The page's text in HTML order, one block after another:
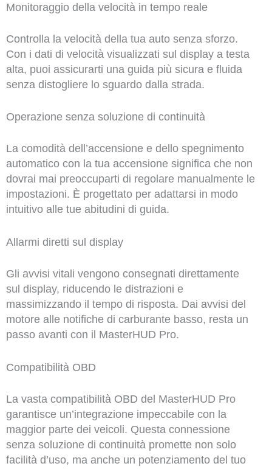
Monitoraggio della velocità in tempo reale
Controlla la velocità della tua auto senza sforzo.
Con i dati di velocità visualizzati sul display a testa
alta, puoi assicurarti una guida più sicura e fluida
senza distogliere lo sguardo dalla strada.
Operazione senza soluzione di continuità
La comodità dell’accensione e dello spegnimento
automatico con la tua accensione significa che non
dovrai mai preoccuparti di regolare manualmente le
impostazioni. È progettato per adattarsi in modo
intuitivo alle tue abitudini di guida.
Allarmi diretti sul display
Gli avvisi vitali vengono consegnati direttamente
sul display, riducendo le distrazioni e
massimizzando il tempo di risposta. Dai avvisi del
motore alle notifiche di carburante basso, resta un
passo avanti con il MasterHUD Pro.
Compatibilità OBD
La vasta compatibilità OBD del MasterHUD Pro
garantisce un’integrazione impeccabile con la
maggior parte dei veicoli. Questa connessione
senza soluzione di continuità promette non solo
facilità d’uso, ma anche un potenziamento del tuo